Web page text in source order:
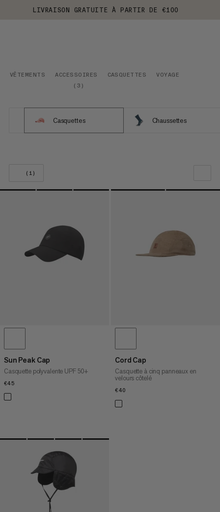
LIVRAISON GRATUITE À PARTIR DE €100
VÊTEMENTS ACCESSOIRES CASQUETTES
VOYAGE
( 3 )
Casquettes Chaussettes
(1)
NOTRE SELECTION
PRIX DÉCROISSANT
NOUVEAUTÉS
Sun Peak Cap
Casquette polyvalente UPF 50+
€45
Cord Cap
Casquette à cinq panneaux en
velours côtelé
€40